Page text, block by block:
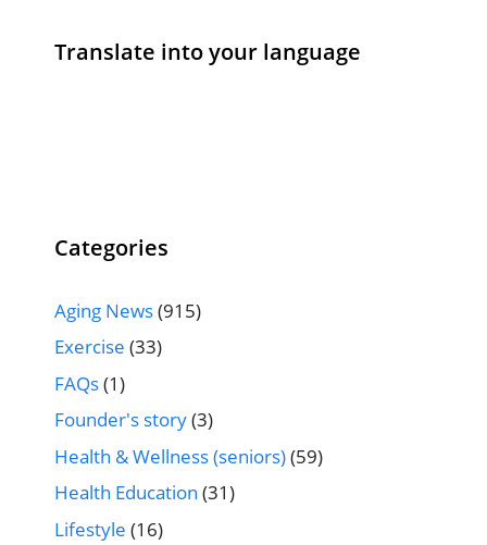
Translate into your language
Categories
Aging News(915)
Exercise (33)
FAQs(1)
Founder's story(3)
Health & Wellness (seniors)(59)
Health Education (31)
Lifestyle (16)